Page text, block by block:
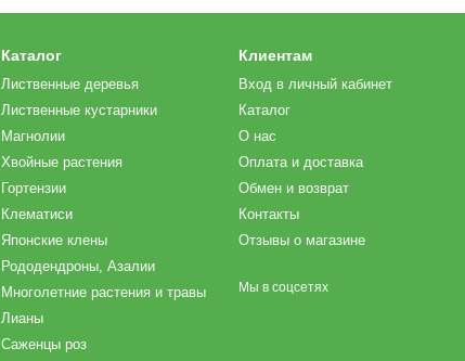
Каталог
Лиственные деревья
Лиственные кустарники
Магнолии
Хвойные растения
Гортензии
Клематиси
Японские клены
Рододендроны, Азалии
Многолетние растения и травы
Лианы
Саженцы роз
Клиентам
Вход в личный кабинет
Каталог
О нас
Оплата и доставка
Обмен и возврат
Контакты
Отзывы о магазине
Мы в соцсетях